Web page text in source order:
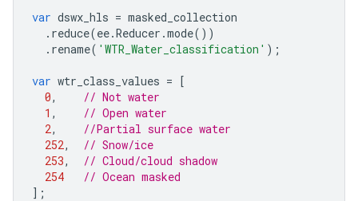
var dswx_hls = masked_collection
. reduce(ee.Reducer .mode())
. rename( 'WTR_Water_classification' );
var wtr_class_values = [
0,
// Not water
1 ,
// Open water
2,
//Partial surface water
252,
// Snow/ice
253,
// Cloud/cloud shadow
254
// Ocean masked
];